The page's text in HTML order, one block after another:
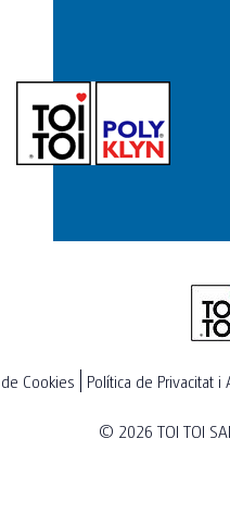
© 2026 TOI TOI
Cookies Política de Privacitat i